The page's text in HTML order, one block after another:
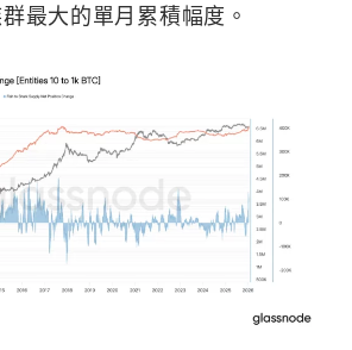
最大的單月累積幅度。